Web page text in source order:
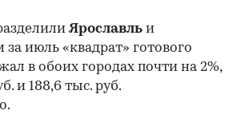
Ярославль и
за июль «квадрат» готового
в обоих городах почти на 2%,
и 188,6 тыс. руб.